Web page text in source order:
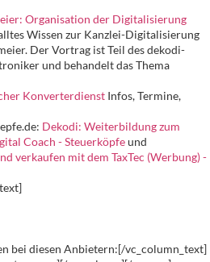
Organisation der Digitalisierung
Wissen zur Kanzlei-Digitalisierung
Der Vortrag ist Teil des dekodi-
und behandelt das Thema
Konverterdienst Infos, Termine,
Dekodi: Weiterbildung zum
Coach - Steuerköpfeund
verkaufen mit dem TaxTec (Werbung) -
bei diesen Anbietern:[/vc_column_text]